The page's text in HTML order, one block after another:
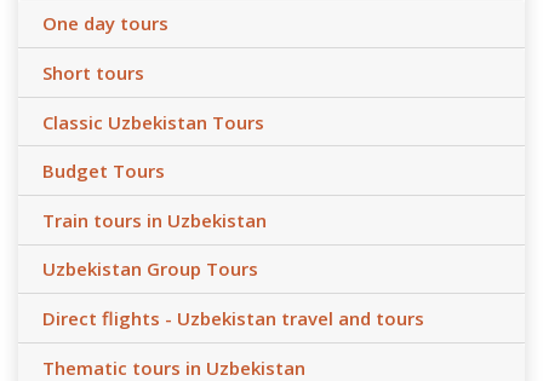
One day tours
Short tours
Classic Uzbekistan Tours
Budget Tours
Train tours in Uzbekistan
Uzbekistan Group Tours
Direct flights - Uzbekistan travel and tours
Thematic tours in Uzbekistan